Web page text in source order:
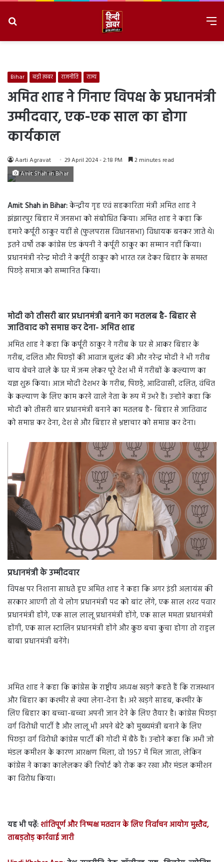
Bihar बड़ी ख़बर राजनीति राज्य
अमित शाह ने गिनाए विपक्ष के प्रधानमंत्री
उम्मीदवार, एक-एक साल का होगा
कार्यकाल
Aarti Agravat 29 April 2024 - 2:18 PM 2 minutes read
Amit Shah in Bihar
Amit Shah in Bihar:केन्द्रीय गृह एवं सहकारिता मंत्री अमित शाह ने
झंझारपुर बिहार में जनसभा को संबोधित किया। अमित शाह ने कहा कि
हमारे कर्पूरी ठाकुर यहीं से (फुलपरास विधानसभा) विधायक बनकर जाते थे।
इतने वर्षों तक कांग्रेस एंड कंपनी ने कर्पूरी ठाकुर का सम्मान नहीं किया।
प्रधानमंत्री नरेन्द्र मोदी ने कर्पूरी ठाकुर को भारत रत्न देकर बिहार के समस्त
पिछड़े समाज को सम्मानित किया।
मोदी को तीसरी बार प्रधानमंत्री बनाने का मतलब है- बिहार से
जातिवाद को समाप्त कर देना- अमित शाह
अमित शाह ने कहा कि कर्पूरी ठाकुर ने गरीब के घर से आकर बिहार के
गरीब, दलित और पिछड़ों की आवाज बुलंद की और नरेन्द्र मोदी ने भी गरीब
चाय बेचने वाले के घर में जन्म लेकर पूरे देश भी में गरीबों के कल्याण का
यज्ञ शुरू किया। आज मोदी देशभर के गरीब, पिछड़े, आदिवासी, दलित, वंचित
के कल्याण के लिए काम करने वाले नेता के रूप में उभरे हैं। उन्होने कहा कि
मोदी को तीसरी बार प्रधानमंत्री बनाने का मतलब है- बिहार से जातिवाद
को समाप्त कर देना, देश से और बिहार से भ्रष्टाचार को समाप्त कर देना।
प्रधानमंत्री के उम्मीदवार
विपक्ष पर निशाना साधते हुए अमित शाह ने कहा कि अगर इंडी अलायंस की
सरकार आएगी तो ये लोग प्रधानमंत्री पद को बांट लेंगे, एक साल शरद पवार
प्रधानमंत्री होंगे, एक साल लालू प्रधानमंत्री होंगे, एक साल ममता प्रधानमंत्री
होंगी, एक साल स्टालिन प्रधानमंत्री होंगे और कुछ बचा कुचा होगा तो राहुल
बाबा प्रधानमंत्री बनेंगे।
अमित शाह ने कहा कि कांग्रेस के राष्ट्रीय अध्यक्ष खड़गे कहते हैं कि राजस्थान
और बिहार का कश्मीर से क्या लेना-देना है। अरे खड़गे साहब, कश्मीर के
लिए बिहार का बच्चा-बच्चा अपनी जान देने के लिए तैयार है। कांग्रेस पिछड़ा
वर्ग विरोधी पार्टी है और लालू भी अपने बेटे को मुख्यमंत्री बनाने के लिए
पिछड़ा वर्ग विरोधी कांग्रेस पार्टी की गोदी में बैठे हैं। उन्होने कहा कि अभी जो
मंडल कमीशन के कारण आरक्षण मिला, वो 1957 में मिल जाता, लेकिन
कांग्रेस ने काका कालेलकर की रिपोर्ट को रोक कर रखा और मंडल कमीशन
का विरोध किया।
यह भी पढ़ें:शांतिपूर्ण और निष्पक्ष मतदान के लिए निर्वाचन आयोग मुस्तैद,
ताबड़तोड़ कार्रवाई जारी